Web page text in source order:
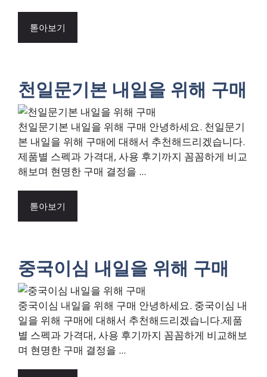
톧아보기
천일문기본 내일을 위해 구매
천일문기본 내일을 위해 구매 안녕하세요. 천일문기
본 내일을 위해 구매에 대해서 추천해드리겠습니다.
제품별 스펙과 가격대, 사용 후기까지 꼼꼼하게 비교
해보며 현명한 구매 결정을 ...
톧아보기
중국이심 내일을 위해 구매
중국이심 내일을 위해 구매 안녕하세요. 중국이심 내
일을 위해 구매에 대해서 추천해드리겠습니다.제품
별 스펙과 가격대, 사용 후기까지 꼼꼼하게 비교해보
며 현명한 구매 결정을 ...